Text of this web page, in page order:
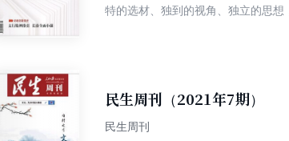
特的选材、独到的视角、独立的思
民生周刊（2021年7期）
民生周刊